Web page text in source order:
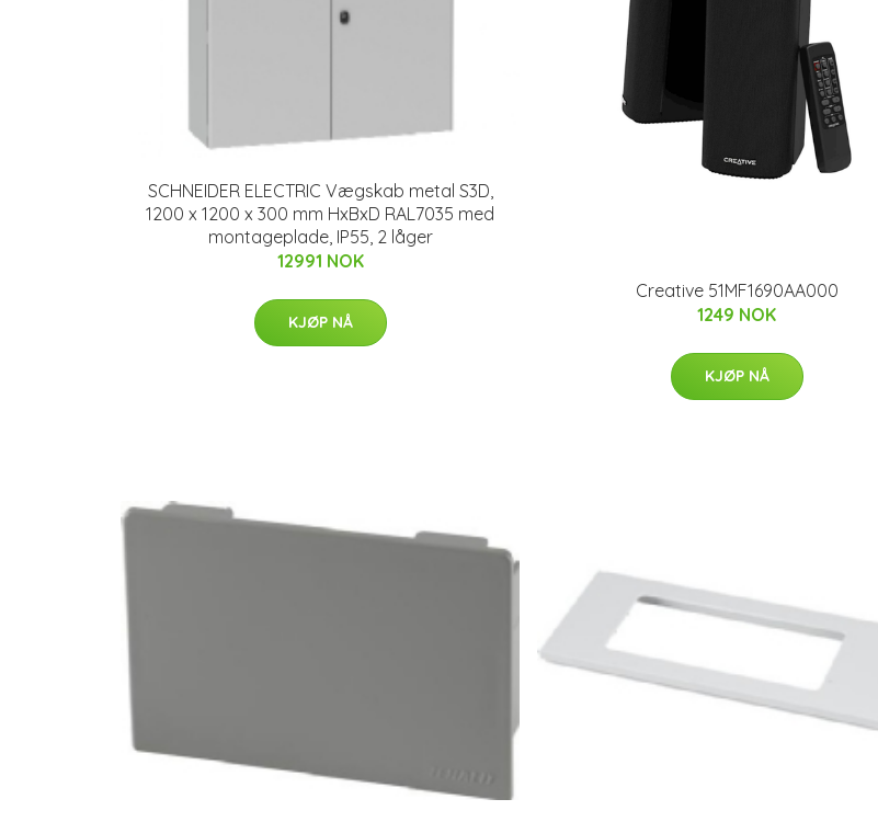
SCHNEIDER ELECTRIC Vægskab metal S3D,
1200 x 1200 x 300 mm HxBxD RAL7035 med
montageplade, IP55, 2 låger
12991 NOK
KJØP NÅ
Creative 51MF1690AA000
1249 NOK
KJØP NÅ